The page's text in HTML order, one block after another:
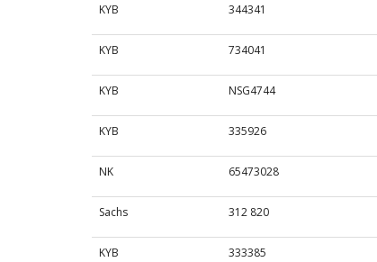
KYB 344341
KYB 734041
KYB NSG4744
KYB 335926
NK 65473028
Sachs 312 820
KYB 333385